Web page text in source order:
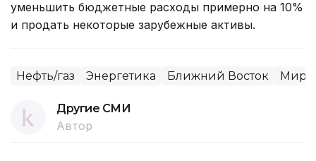
уменьшить бюджетные расходы примерно на 10%
и продать некоторые зарубежные активы.
Нефть/газ Энергетика Ближний Восток Мир
Другие СМИ
Автор